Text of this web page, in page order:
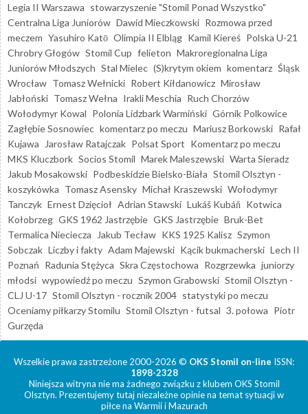
Legia II Warszawa stowarzyszenie "Stomil Ponad Wszystko"
Centralna Liga Juniorów Dawid Mieczkowski Rozmowa przed
meczem Yasuhiro Katō Olimpia II Elbląg Kamil Kiereś Polska U-21
Chrobry Głogów Stomil Cup felieton Makroregionalna Liga
Juniorów Młodszych Stal Mielec (S)krytym okiem komentarz Śląsk
Wrocław Tomasz Wełnicki Robert Kiłdanowicz Mirosław
Jabłoński Tomasz Wełna Irakli Meschia Ruch Chorzów
Wołodymyr Kowal Polonia Lidzbark Warmiński Górnik Polkowice
Zagłębie Sosnowiec komentarz po meczu Mariusz Borkowski Rafał
Kujawa
Jarosław Ratajczak Polsat Sport Komentarz po meczu
MKS Kluczbork Socios Stomil Marek Maleszewski Warta Sieradz
Jakub Mosakowski Podbeskidzie Bielsko-Biała Stomil Olsztyn -
koszykówka Tomasz Asensky Michał Kraszewski Wołodymyr
Tanczyk Ernest Dzięcioł Adrian Stawski Lukáš Kubáň Kotwica
Kołobrzeg GKS 1962 Jastrzębie GKS Jastrzębie Bruk-Bet
Termalica Nieciecza
Jakub Tecław KKS 1925 Kalisz Szymon
Sobczak Liczby i fakty Adam Majewski Kącik bukmacherski Lech II
Poznań Radunia Stężyca Skra Częstochowa Rozgrzewka juniorzy
młodsi wypowiedź po meczu Szymon Grabowski Stomil Olsztyn -
CLJ U-17 Stomil Olsztyn - rocznik 2004 statystyki po meczu
Oceniamy piłkarzy Stomilu Stomil Olsztyn - futsal 3. połowa Piotr
Gurzęda
Wszelkie prawa zastrzeżone 2000-2026 © OKS Stomil on-line ISSN:
1898-2328
Niniejsza witryna nie ma żadnego związku z klubem OKS Stomil
Olsztyn. Prezentujemy tutaj niezależne opinie na temat sytuacji w
piłce na Warmii i Mazurach